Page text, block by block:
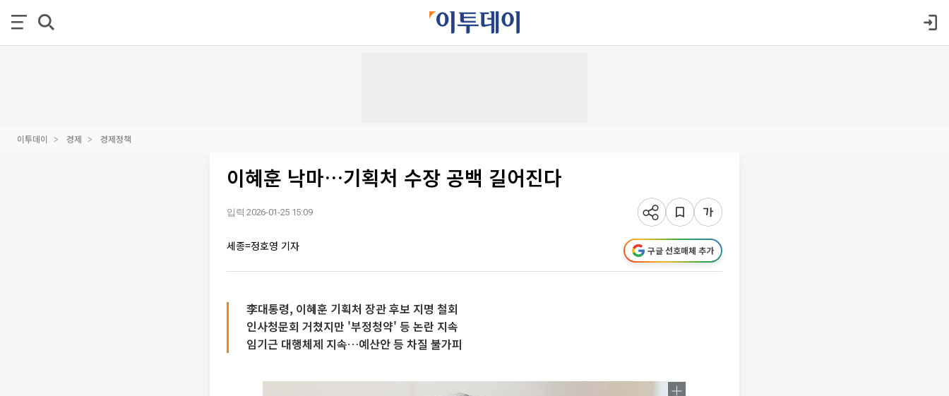
이투데이 경제 경제정책
이혜훈 낙마…기획처 수장 공백 길어진다
입력 2026-01-25 15:09
세종=정호영 기자 구글 선호매체 추가
李대통령, 이혜훈 기획처 장관 후보 지명 철회
인사청문회 거쳤지만 '부정청약' 등 논란 지속
임기근 대행체제 지속…예산안 등 차질 불가피